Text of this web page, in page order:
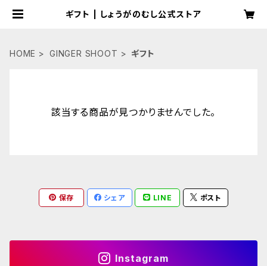
ギフト | しょうがのむし公式ストア
HOME GINGER SHOOT ギフト
該当する商品が見つかりませんでした。
保存 シェア LINE ポスト
Instagram